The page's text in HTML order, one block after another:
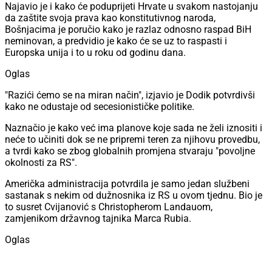
Najavio je i kako će poduprijeti Hrvate u svakom nastojanju
da zaštite svoja prava kao konstitutivnog naroda,
Bošnjacima je poručio kako je razlaz odnosno raspad BiH
neminovan, a predvidio je kako će se uz to raspasti i
Europska unija i to u roku od godinu dana.
Oglas
"Razići ćemo se na miran način", izjavio je Dodik potvrdivši
kako ne odustaje od secesionističke politike.
Naznačio je kako već ima planove koje sada ne želi iznositi i
neće to učiniti dok se ne pripremi teren za njihovu provedbu,
a tvrdi kako se zbog globalnih promjena stvaraju "povoljne
okolnosti za RS".
Američka administracija potvrdila je samo jedan službeni
sastanak s nekim od dužnosnika iz RS u ovom tjednu. Bio je
to susret Cvijanović s Christopherom Landauom,
zamjenikom državnog tajnika Marca Rubia.
Oglas